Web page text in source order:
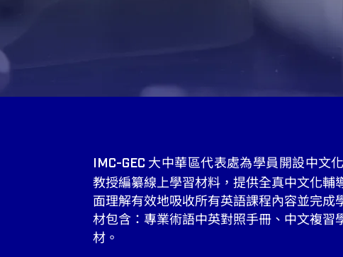
​​IMC-GEC 大中華區代表處為學員開設中文
教授編纂線上學習材料，提供全真中文化輔
面理解有效地吸收所有英語課程內容並完成
材包含：專業術語中英對照手冊、中文複習
材。